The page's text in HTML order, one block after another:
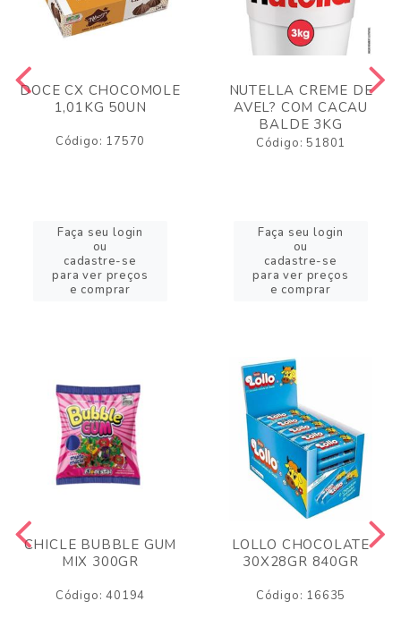
DOCE CX CHOCOMOLE
1,01KG 50UN
Código: 17570
Faça seu login
ou
cadastre-se
para ver preços
e comprar
NUTELLA CREME DE
AVEL? COM CACAU
BALDE 3KG
Código: 51801
Faça seu login
ou
cadastre-se
para ver preços
e comprar
CHICLE BUBBLE GUM
MIX 300GR
Código: 40194
LOLLO CHOCOLATE
30X28GR 840GR
Código: 16635